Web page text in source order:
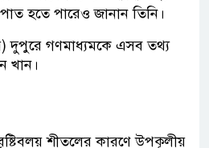
হতে পারেও জানান তিনি।
দুপুরে গণমাধ্যমকে এসব তথ্য
খান।
শীতলের কারণে উপকূলীয়